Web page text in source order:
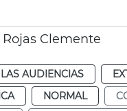
Clemente
AUDIENCIAS
NORMAL